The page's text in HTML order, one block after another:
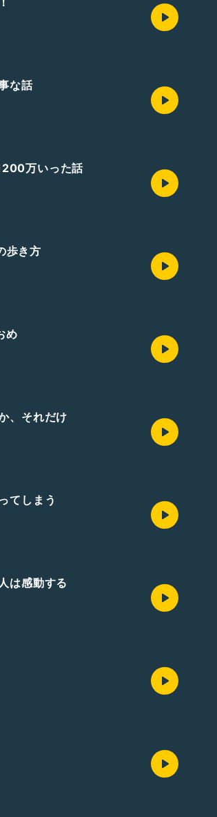
な話
万いった話
歩き方
め
、それだけ
てしまう
は感動する